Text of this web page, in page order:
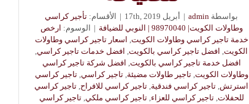
بواسطة admin
| أبريل 17th, 2019 | الأقسام: تأجير كراسي
وطاولات الكويت| 98970040 | النوبي للضيافة
| الوسوم: ارخص
خدمة تاجير كراسي وطاولات الكويت, اسعار تاجير كراسي وطاولات
الكويت, افضل تاجير كراسي بالكويت, افضل خدمات تاجير كراسي,
افضل خدمة تاجير كراسي بالكويت, افضل شركة تاجير كراسي
وطاولات الكويت,تاجير طاولات مضيئة,تاجير كراسي,تاجير كراسي
استرتش, تاجير كراسي فندقية, تاجير كراسي للافراح, تاجير كراسي
للحفلات,تاجير كراسي للعزاء,تاجير كراسي ملكي,تاجير كراسي